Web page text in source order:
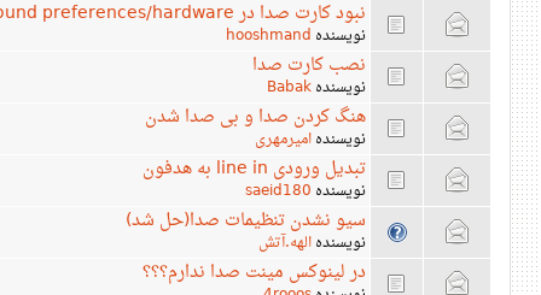
نبود کارت صدا در sound preferences/hardware
نویسنده hooshmand
نصب کارت صدا
نویسندهBabak
هنگ کردن صدا و بی صدا شدن
نویسندهامیرمهری
تبدیل ورودی line in به هدفون
نویسنده saeid180
سیو نشدن تنظیمات صدا(حل شد)
نویسندهالهه.آتش
در لینوکس مینت صدا ندارم؟؟؟